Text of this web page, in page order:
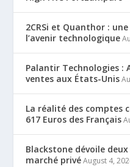
2CRSi et Quanthor :
l’avenir technologique
Palantir Technologies :
ventes aux États-Unis
La réalité des comptes
617 Euros des Français
Blackstone dévoile
marché privé August 4,